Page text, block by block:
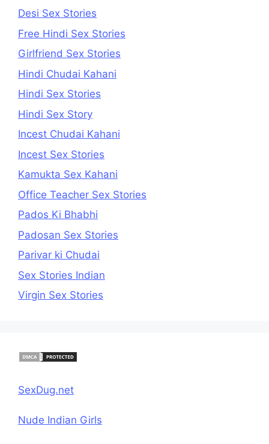
Desi Sex Stories
Free Hindi Sex Stories
Girlfriend Sex Stories
Hindi Chudai Kahani
Hindi Sex Stories
Hindi Sex Story
Incest Chudai Kahani
Incest Sex Stories
Kamukta Sex Kahani
Office Teacher Sex Stories
Pados Ki Bhabhi
Padosan Sex Stories
Parivar ki Chudai
Sex Stories Indian
Virgin Sex Stories
SexDug.net
Nude Indian Girls